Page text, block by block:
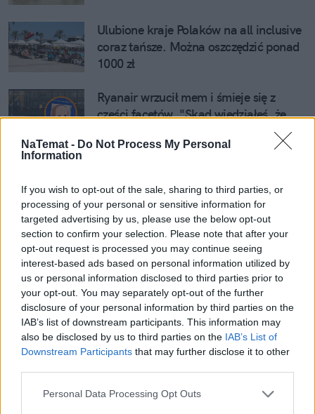
NaTemat - Do Not Process My Personal
Information
If you wish to opt-out of the sale, sharing to third parties, or
processing of your personal or sensitive information for
targeted advertising by us, please use the below opt-out
section to confirm your selection. Please note that after your
opt-out request is processed you may continue seeing
interest-based ads based on personal information utilized by
us or personal information disclosed to third parties prior to
your opt-out. You may separately opt-out of the further
disclosure of your personal information by third parties on the
IAB’s list of downstream participants. This information may
also be disclosed by us to third parties on the IAB’s List of
Downstream Participants that may further disclose it to other
Personal Data Processing Opt Outs
Ulubione kraje Polaków na all inclusive
coraz tańsze. Można oszczędzić ponad
1000 zł
Ryanair wrzucił mem i śmieje się z
części facetów. "Skąd wiedziałeś, że
Can Fly"
Nie przegap żadnej ważnej wiadomości i
obserwuj nas w Google News!
Więcej:
Wojna i konflikty USA Lotnictwo Samoloty Haiti